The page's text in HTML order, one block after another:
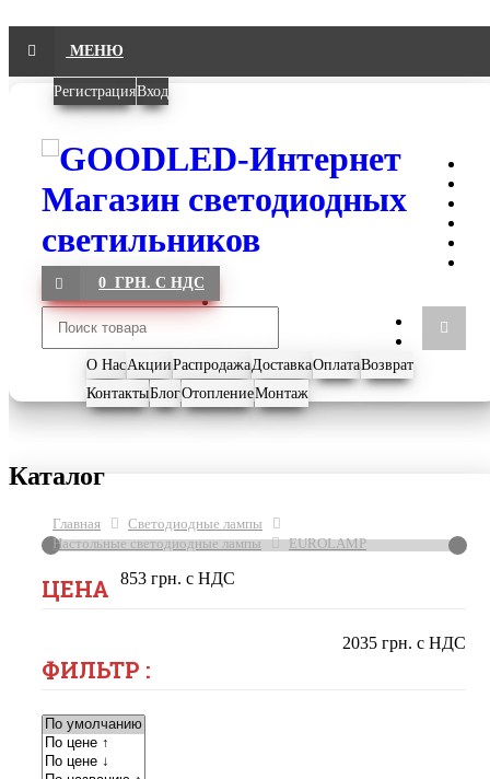
МЕНЮ
РегистрацияВход
0 ГРН. С НДС
О НасАкцииРаспродажаДоставкаОплатаВозврат
КонтактыБлогОтоплениеМонтаж
Каталог
Главная
Светодиодные лампы
Настольные светодиодные лампы
EUROLAMP
ЦЕНА 853 грн. с НДС
2035 грн. с НДС
ФИЛЬТР :